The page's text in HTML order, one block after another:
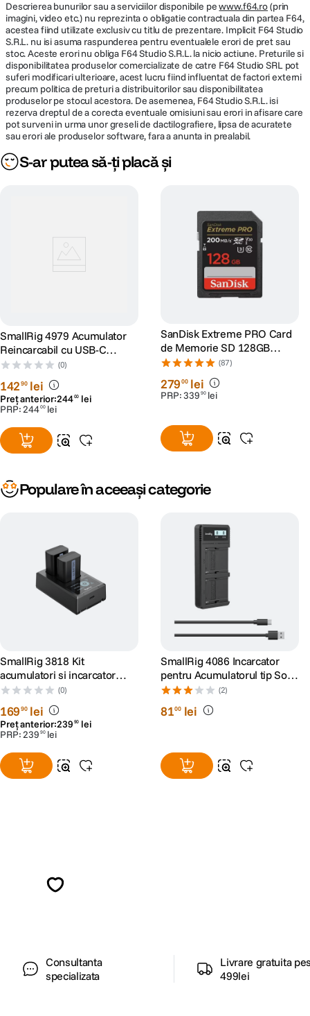
Descrierea bunurilor sau a serviciilor disponibile pewww.f64.ro(prin
imagini, video etc.) nu reprezinta o obligatie contractuala din partea F64,
acestea fiind utilizate exclusiv cu titlu de prezentare. Implicit F64 Studio
S.R.L. nu isi asuma raspunderea pentru eventualele erori de pret sau
stoc. Aceste erori nu obliga F64 Studio S.R.L. la nicio actiune. Preturile si
disponibilitatea produselor comercializate de catre F64 Studio SRL pot
suferi modificari ulterioare, acest lucru fiind influentat de factori externi
precum politica de preturi a distribuitorilor sau disponibilitatea
produselor pe stocul acestora. De asemenea, F64 Studio S.R.L. isi
rezerva dreptul de a corecta eventuale omisiuni sau erori in afisare care
pot surveni in urma unor greseli de dactilografiere, lipsa de acuratete
sau erori ale produselor software, fara a anunta in prealabil.
S-ar putea să-ți placă și
SmallRig 4979 Acumulator
Reincarcabil cu USB-C
pentru Camerele Panasonic
DMW-BLK22 Portocaliu
(0)
14290 lei
Preț anterior:24400 lei
PRP:24400 lei
SanDisk Extreme PRO Card
de Memorie SD 128GB
SDXC UHS-I Class 10 U3 V30
+ 2 Ani RescuePRO Deluxe
(87)
27900 lei
PRP:339 90 lei
Populare în aceeași categorie
SmallRig 3818 Kit
acumulatori si incarcator
pentru Sony NP-FW50
(0)
16990 lei
Preț anterior:239 90 lei
PRP:239 90 lei
SmallRig 4086 Incarcator
pentru Acumulatorul tip Sony
NP-F970
(2)
8100 lei
Consultanta
specializata
Livrare gratuita
499lei